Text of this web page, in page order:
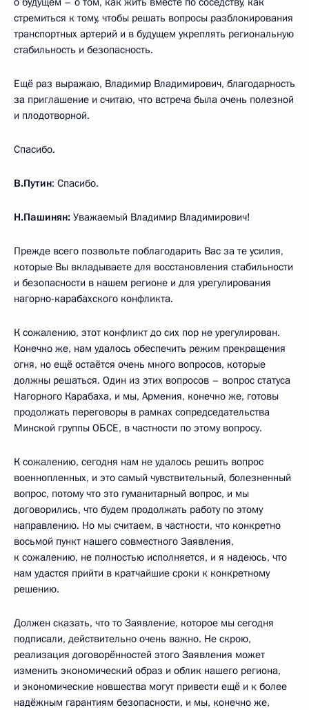
стремиться к тому, чтобы решать вопросы разблокирования
транспортных артерий и в будущем укреплять региональную
стабильность и безопасность.
Ещё раз выражаю, Владимир Владимирович, благодарность
за приглашение и считаю, что встреча была очень полезной
и плодотворной.
Спасибо.
В.Путин: Спасибо.
Н.Пашинян: Уважаемый Владимир Владимирович!
Прежде всего позвольте поблагодарить Вас за те усилия,
которые Вы вкладываете для восстановления стабильности
и безопасности в нашем регионе и для урегулирования
нагорно-карабахского конфликта.
К сожалению, этот конфликт до сих пор не урегулирован.
Конечно же, нам удалось обеспечить режим прекращения
огня, но ещё остаётся очень много вопросов, которые
должны решаться. Один из этих вопросов – вопрос статуса
Нагорного Карабаха, и мы, Армения, конечно же, готовы
продолжать переговоры в рамках сопредседательства
Минской группы ОБСЕ, в частности по этому вопросу.
К сожалению, сегодня нам не удалось решить вопрос
военнопленных, и это самый чувствительный, болезненный
вопрос, потому что это гуманитарный вопрос, и мы
договорились, что будем продолжать работу по этому
направлению. Но мы считаем, в частности, что конкретно
восьмой пункт нашего совместного Заявления,
к сожалению, не полностью исполняется, и я надеюсь, что
нам удастся прийти в кратчайшие сроки к конкретному
решению.
Должен сказать, что то Заявление, которое мы сегодня
подписали, действительно очень важно. Не скрою,
реализация договорённостей этого Заявления может
изменить экономический образ и облик нашего региона,
и экономические новшества могут привести ещё и к более
надёжным гарантиям безопасности, и мы, конечно же,